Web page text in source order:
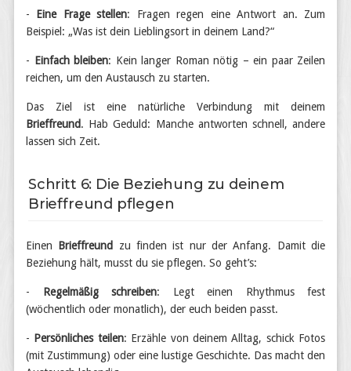
- Eine Frage stellen: Fragen regen eine Antwort an. Zum
Beispiel: „Was ist dein Lieblingsort in deinem Land?“
- Einfach bleiben: Kein langer Roman nötig – ein paar Zeilen
reichen, um den Austausch zu starten.
Das Ziel ist eine natürliche Verbindung mit deinem
Brieffreund. Hab Geduld: Manche antworten schnell, andere
lassen sich Zeit.
Schritt 6: Die Beziehung zu deinem
Brieffreund pflegen
Einen Brieffreund
zu finden ist nur der Anfang. Damit die
Beziehung hält, musst du sie pflegen. So geht’s:
- Regelmäßig schreiben: Legt einen Rhythmus fest
(wöchentlich oder monatlich), der euch beiden passt.
- Persönliches teilen: Erzähle von deinem Alltag, schick Fotos
(mit Zustimmung) oder eine lustige Geschichte. Das macht den